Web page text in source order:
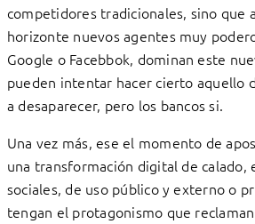
competidores tradicionales, sino que
horizonte nuevos agentes muy
Google o Facebbok, dominan este
pueden intentar hacer cierto aquello
a desaparecer, pero los bancos si.
Una vez más, ese el momento de
una transformación digital de calado,
sociales, de uso público y externo o
tengan el protagonismo que